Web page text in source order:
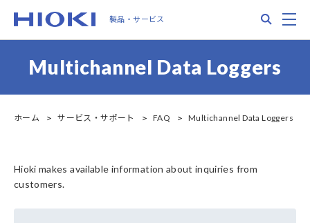
main
製品・サービス
Multichannel Data Loggers
ホーム サービス・サポート FAQ Multichannel Data Loggers
Hioki makes available information about inquiries from
customers.